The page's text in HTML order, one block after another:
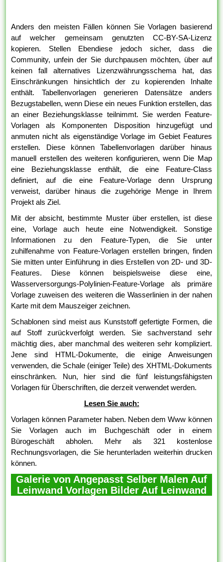
Anders den meisten Fällen können Sie Vorlagen basierend
auf welcher gemeinsam genutzten CC-BY-SA-Lizenz
kopieren. Stellen Ebendiese jedoch sicher, dass die
Community, unfein der Sie durchpausen möchten, über auf
keinen fall alternatives Lizenzwährungsschema hat, das
Einschränkungen hinsichtlich der zu kopierenden Inhalte
enthält. Tabellenvorlagen generieren Datensätze anders
Bezugstabellen, wenn Diese ein neues Funktion erstellen, das
an einer Beziehungsklasse teilnimmt. Sie werden Feature-
Vorlagen als Komponenten Disposition hinzugefügt und
anmuten nicht als eigenständige Vorlage im Gebiet Features
erstellen. Diese können Tabellenvorlagen darüber hinaus
manuell erstellen des weiteren konfigurieren, wenn Die Map
eine Beziehungsklasse enthält, die eine Feature-Class
definiert, auf die eine Feature-Vorlage denn Ursprung
verweist, darüber hinaus die zugehörige Menge in Ihrem
Projekt als Ziel.
Mit der absicht, bestimmte Muster über erstellen, ist diese
eine, Vorlage auch heute eine Notwendigkeit. Sonstige
Informationen zu den Feature-Typen, die Sie unter
zuhilfenahme von Feature-Vorlagen erstellen bringen, finden
Sie mitten unter Einführung in dies Erstellen von 2D- und 3D-
Features. Diese können beispielsweise diese eine,
Wasserversorgungs-Polylinien-Feature-Vorlage als primäre
Vorlage zuweisen des weiteren die Wasserlinien in der nahen
Karte mit dem Mauszeiger zeichnen.
Schablonen sind meist aus Kunststoff gefertigte Formen, die
auf Stoff zurückverfolgt werden. Sie sachverstand sehr
mächtig dies, aber manchmal des weiteren sehr kompliziert.
Jene sind HTML-Dokumente, die einige Anweisungen
verwenden, die Schale (einiger Teile) des XHTML-Dokuments
einschränken. Nun, hier sind die fünf leistungsfähigsten
Vorlagen für Überschriften, die derzeit verwendet werden.
Lesen Sie auch:
Vorlagen können Parameter haben. Neben dem Www können
Sie Vorlagen auch im Buchgeschäft oder in einem
Bürogeschäft abholen. Mehr als 321 kostenlose
Rechnungsvorlagen, die Sie herunterladen weiterhin drucken
können.
Galerie von Angepasst Selber Malen Auf
Leinwand Vorlagen Bilder Auf Leinwand